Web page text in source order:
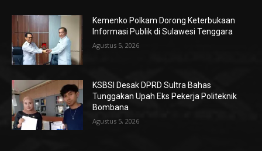
Kemenko Polkam Dorong Keterbukaan
Informasi Publik di Sulawesi Tenggara
Agustus 5, 2026
KSBSI Desak DPRD Sultra Bahas
Tunggakan Upah Eks Pekerja Politeknik
Bombana
Agustus 5, 2026